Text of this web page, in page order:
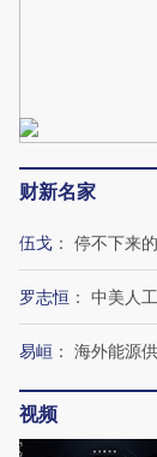
财新名家
伍戈 ： 停不下来
罗志恒 ： 中美人
易峘 ： 海外能源
视频